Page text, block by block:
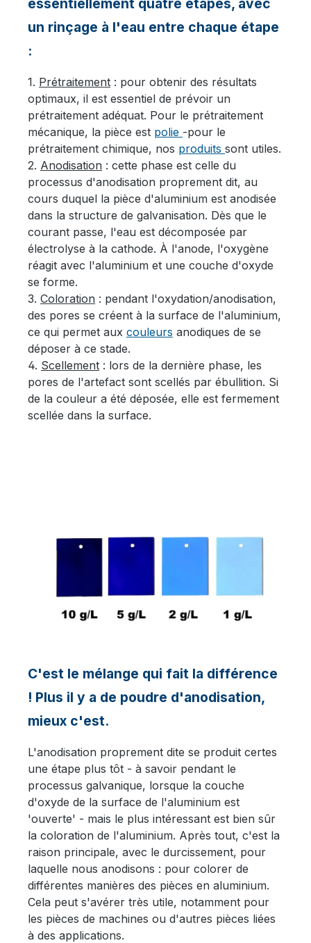
un rinçage à l'eau entre chaque étape
:
1. Prétraitement : pour obtenir des résultats
optimaux, il est essentiel de prévoir un
prétraitement adéquat. Pour le prétraitement
mécanique, la pièce est polie -pour le
prétraitement chimique, nos produits sont utiles.
2. Anodisation : cette phase est celle du
processus d'anodisation proprement dit, au
cours duquel la pièce d'aluminium est anodisée
dans la structure de galvanisation. Dès que le
courant passe, l'eau est décomposée par
électrolyse à la cathode. À l'anode, l'oxygène
réagit avec l'aluminium et une couche d'oxyde
se forme.
3. Coloration : pendant l'oxydation/anodisation,
des pores se créent à la surface de l'aluminium,
ce qui permet aux couleurs anodiques de se
déposer à ce stade.
4. Scellement : lors de la dernière phase, les
pores de l'artefact sont scellés par ébullition. Si
de la couleur a été déposée, elle est fermement
scellée dans la surface.
C'est le mélange qui fait la différence
! Plus il y a de poudre d'anodisation,
mieux c'est.
L'anodisation proprement dite se produit certes
une étape plus tôt - à savoir pendant le
processus galvanique, lorsque la couche
d'oxyde de la surface de l'aluminium est
'ouverte' - mais le plus intéressant est bien sûr
la coloration de l'aluminium. Après tout, c'est la
raison principale, avec le durcissement, pour
laquelle nous anodisons : pour colorer de
différentes manières des pièces en aluminium.
Cela peut s'avérer très utile, notamment pour
les pièces de machines ou d'autres pièces liées
à des applications.